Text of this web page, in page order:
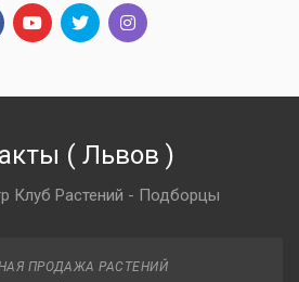
( Львов )
Клуб Растений - Подборцы
ПРОДАЖА РАСТЕНИЙ